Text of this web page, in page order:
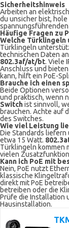
Sicherheitshinweis
Arbeiten an
du unsicher bist, hole
Häufige Fragen zu
Welche Türklingeln
Türklingeln
technischen Daten
802.3af/at/bt. Viele
Anschluss und
kann, hilft ein PoE-
Brauche ich einen
Beide Optionen
und praktisch, wenn
Switchist sinnvoll,
brauchen. Achte auf
des Switches.
Wie viel Leistung
Die Standards
etwa 15 Watt.
Türklingeln kommen
vielen
Kann ich PoE mit
Nein, PoE nutzt
klassische
direkt mit PoE
betreiben oder die
Prüfe die Installation
Hausinstallation.